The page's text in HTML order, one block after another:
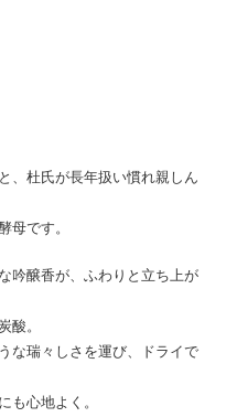
、杜氏が長年扱い慣れ親しん
母です。
吟醸香が、ふわりと立ち上が
酸。
な瑞々しさを運び、ドライで
も心地よく。